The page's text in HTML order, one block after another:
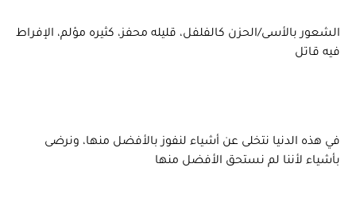
الشعور بالأسى/الحزن كالفلفل، قليله محفز، كثيره مؤلم، الإفراط
فيه قاتل
في هذه الدنيا نتخلى عن أشياء لنفوز بالأفضل منها، ونرضى
بأشياء لأننا لم نستحق الأفضل منها